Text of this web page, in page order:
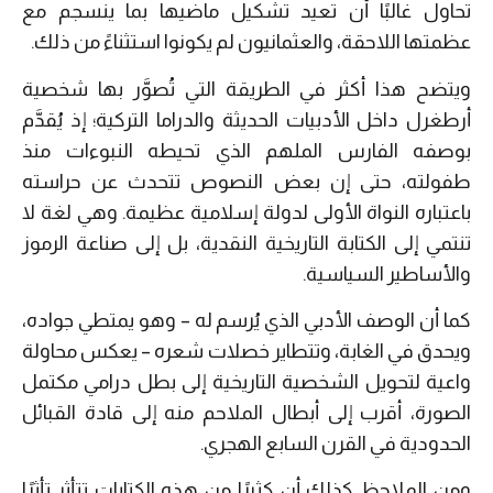
تحاول غالبًا أن تعيد تشكيل ماضيها بما ينسجم مع
عظمتها اللاحقة، والعثمانيون لم يكونوا استثناءً من ذلك.
ويتضح هذا أكثر في الطريقة التي تُصوَّر بها شخصية
أرطغرل داخل الأدبيات الحديثة والدراما التركية؛ إذ يُقدَّم
بوصفه الفارس الملهم الذي تحيطه النبوءات منذ
طفولته، حتى إن بعض النصوص تتحدث عن حراسته
باعتباره النواة الأولى لدولة إسلامية عظيمة. وهي لغة لا
تنتمي إلى الكتابة التاريخية النقدية، بل إلى صناعة الرموز
والأساطير السياسية.
كما أن الوصف الأدبي الذي يُرسم له – وهو يمتطي جواده،
ويحدق في الغابة، وتتطاير خصلات شعره – يعكس محاولة
واعية لتحويل الشخصية التاريخية إلى بطل درامي مكتمل
الصورة، أقرب إلى أبطال الملاحم منه إلى قادة القبائل
الحدودية في القرن السابع الهجري.